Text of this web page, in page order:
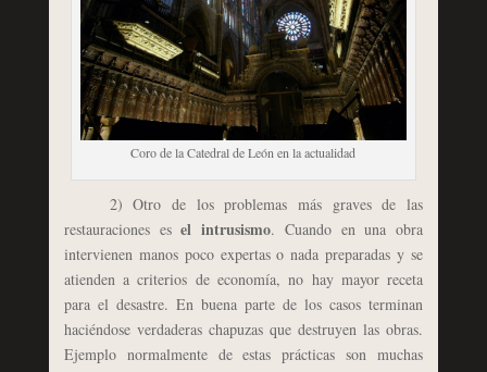
Coro de la Catedral de León en la actualidad
2) Otro de los problemas más graves de las
restauraciones esel intrusismo. Cuando en una obra
intervienen manos poco expertas o nada preparadas y se
atienden a criterios de economía, no hay mayor receta
para el desastre. En buena parte de los casos terminan
haciéndose verdaderas chapuzas que destruyen las obras.
Ejemplo normalmente de estas prácticas son muchas